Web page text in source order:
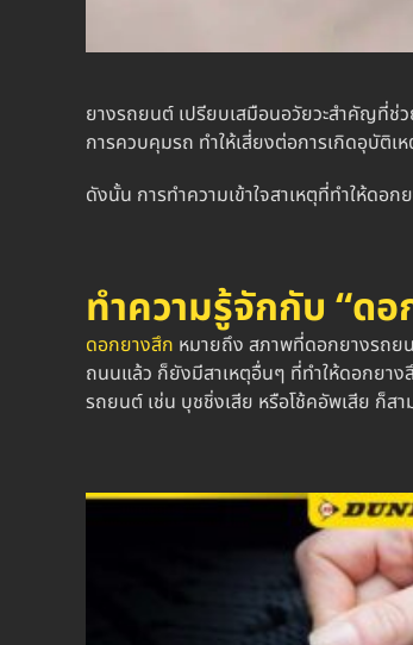
ยางรถยนต์ เปรียบเสมือนอวัยวะสำคัญที่ช่
การควบคุมรถ ทำให้เสี่ยงต่อการเกิดอุบัติเ
ดังนั้น การทำความเข้าใจสาเหตุที่ทำให้ด
ทำความรู้จักกับ “ดอ
ดอกยางสึก หมายถึง สภาพที่ดอกยางรถย
ถนนแล้ว ก็ยังมีสาเหตุอื่นๆ ที่ทำให้ดอกยาง
รถยนต์ เช่น บุชชิ่งเสีย หรือโช้คอัพเสีย ก็สา